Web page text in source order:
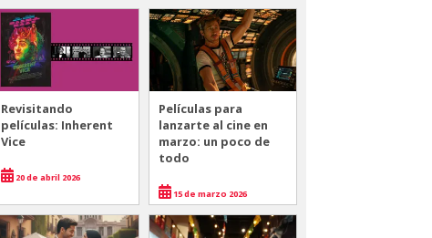
Revisitando
películas: Inherent
Vice
20 de abril 2026
Películas para
lanzarte al cine en
marzo: un poco de
todo
15 de marzo 2026